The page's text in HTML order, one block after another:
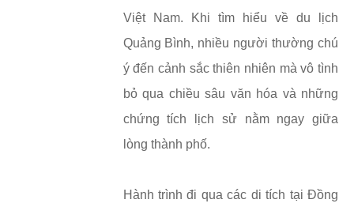
Việt Nam. Khi tìm hiểu về du lịch
Quảng Bình, nhiều người thường chú
ý đến cảnh sắc thiên nhiên mà vô tình
bỏ qua chiều sâu văn hóa và những
chứng tích lịch sử nằm ngay giữa
lòng thành phố.
Hành trình đi qua các di tích tại Đồng